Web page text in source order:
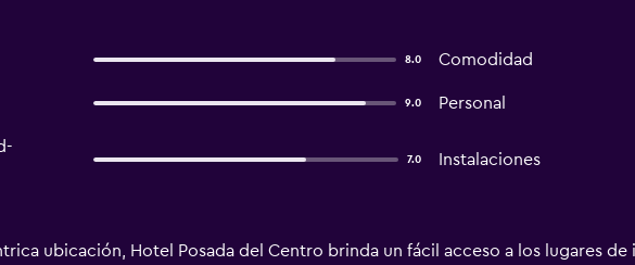
8.0 Comodidad
9.0 Personal
7.0 Instalaciones
ubicación, Hotel Posada del Centro brinda un fácil acceso a los lugares